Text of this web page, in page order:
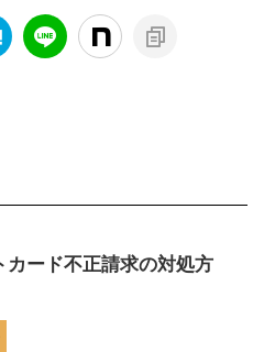
カード不正請求の対処方